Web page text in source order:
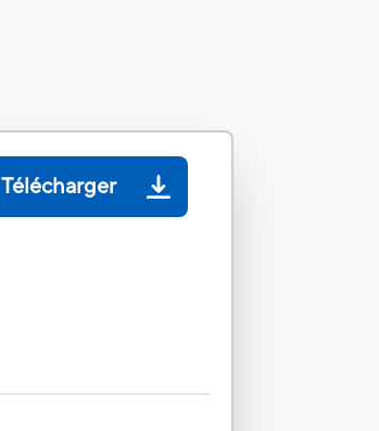
Télécharger